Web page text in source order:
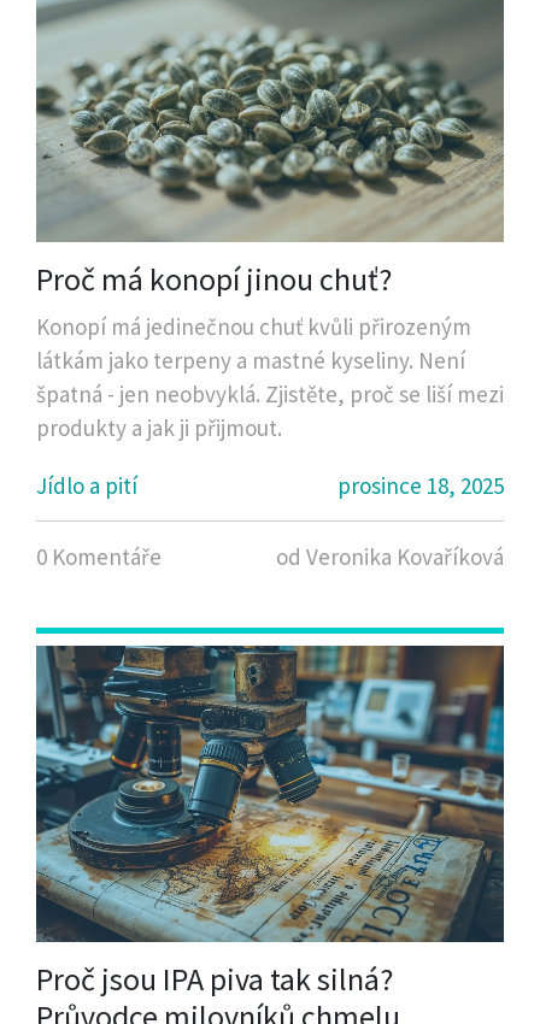
Proč má konopí jinou chuť?
Konopí má jedinečnou chuť kvůli přirozeným
látkám jako terpeny a mastné kyseliny. Není
špatná - jen neobvyklá. Zjistěte, proč se liší mezi
produkty a jak ji přijmout.
Jídlo a pití
prosince 18, 2025
0 Komentáře od Veronika Kovaříková
Proč jsou IPA piva tak silná?